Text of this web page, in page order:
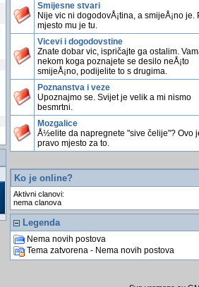
Smijesne stvari
Nije vic ni dogodovÅ¡tina, a smijeÅ¡no je.
mjesto mu je tu.
Vicevi i dogodovstine
Znate dobar vic, ispričajte ga ostalim.
nekom koga poznajete se desilo neÅ¡to
smijeÅ¡no, podijelite to s drugima.
Poznanstva i veze
Upoznajmo se. Svijet je velik a mi nismo
besmrtni.
Mozgalice
Å½elite da napregnete "sive čelije"? Ovo
pravo mjesto za to.
Ko je online?
Aktivni clanovi:
nema clanova
Legenda
Nema novih postova
Tema zatvorena - Nema novih postova